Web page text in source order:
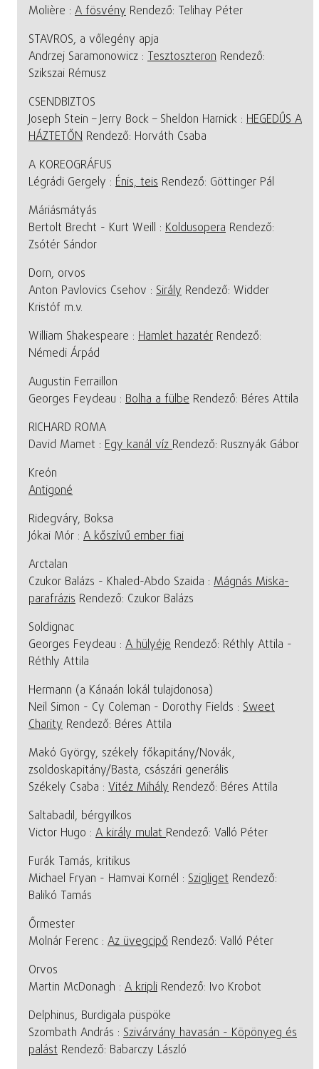
Molière : A fösvény Rendező: Telihay Péter
STAVROS, a vőlegény apja
Andrzej Saramonowicz : Tesztoszteron Rendező:
Szikszai Rémusz
CSENDBIZTOS
Joseph Stein – Jerry Bock – Sheldon Harnick : HEGEDŰS A
HÁZTETŐN Rendező: Horváth Csaba
A KOREOGRÁFUS
Légrádi Gergely : Énis, teis Rendező: Göttinger Pál
Máriásmátyás
Bertolt Brecht - Kurt Weill : Koldusopera Rendező:
Zsótér Sándor
Dorn, orvos
Anton Pavlovics Csehov : Sirály Rendező: Widder
Kristóf m.v.
William Shakespeare : Hamlet hazatér Rendező:
Némedi Árpád
Augustin Ferraillon
Georges Feydeau : Bolha a fülbe Rendező: Béres Attila
RICHARD ROMA
David Mamet : Egy kanál vízRendező: Rusznyák Gábor
Kreón
Antigoné
Ridegváry, Boksa
Jókai Mór : A kőszívű ember fiai
Arctalan
Czukor Balázs - Khaled-Abdo Szaida : Mágnás Miska-
parafrázis Rendező: Czukor Balázs
Soldignac
Georges Feydeau : A hülyéje Rendező: Réthly Attila -
Réthly Attila
Hermann (a Kánaán lokál tulajdonosa)
Neil Simon - Cy Coleman - Dorothy Fields : Sweet
Charity Rendező: Béres Attila
Makó György, székely főkapitány/Novák,
zsoldoskapitány/Basta, császári generális
Székely Csaba : Vitéz Mihály Rendező: Béres Attila
Saltabadil, bérgyilkos
Victor Hugo : A király mulatRendező: Valló Péter
Furák Tamás, kritikus
Michael Fryan - Hamvai Kornél : Szigliget Rendező:
Balikó Tamás
Őrmester
Molnár Ferenc : Az üvegcipő Rendező: Valló Péter
Orvos
Martin McDonagh : A kripli Rendező: Ivo Krobot
Delphinus, Burdigala püspöke
Szombath András : Szivárvány havasán - Köpönyeg és
palást Rendező: Babarczy László